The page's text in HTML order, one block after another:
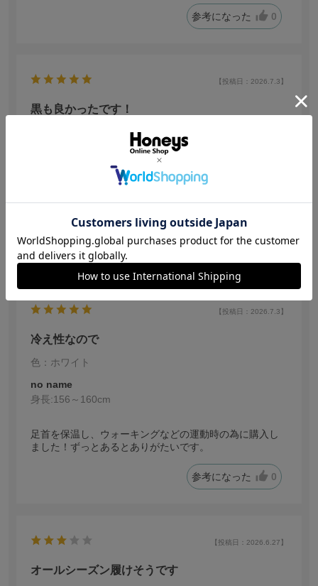
参考になった 0
【投稿日：2026.7.3】
黒も良かったです！
156～160cm
悪天候時の運動用に足首保温、保護の為に購入しまし
た！足首が常に温かいので怪我防止にも役立ちます！
参考になった 0
【投稿日：2026.7.3】
冷え性なので
色：ホワイト
no name
身長:156～160cm
足首を保温し、ウォーキングなどの運動時の為に購入し
ました！ずっとあるとありがたいです。
参考になった 0
【投稿日：2026.6.27】
オールシーズン履けそうです